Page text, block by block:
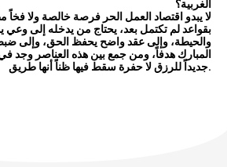
الغربية؟
لا يبدو اقتصاد العمل الحر فرصة خالصة ولا فخاً
بقواعد لم تكتمل بعد، يحتاج من يدخله إلى وعي
والحيطة، وإلى عقد واضح يحفظ الحق، وإلى
المبارك هدفاً، ومن جمع بين هذه العناصر وجد في
جديداً للرزق لا حفرة سقط فيها ظناً أنها طريق.